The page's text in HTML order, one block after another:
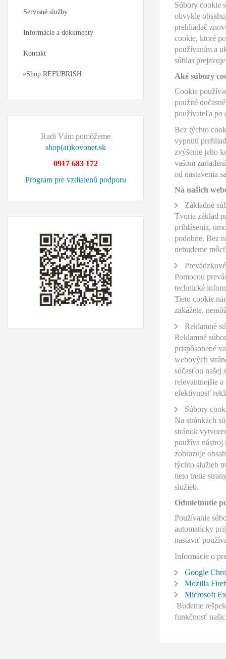
Súbory cookie
obvykle
prehliadač
cookie, ktoré
používaním a
súhlas
Aké súbory
Cookie
použité
používateľa po
Bez týchto
vypnutí
zvýšenie jeho
vašom
od nastavenia
Na našich
Základné
Tvoria základ
prihlásenia,
podobne. Bez
nebudeme
Pomocou
technické
Tieto cookie
zakážete,
Reklamné
Reklamné
prispôsobené
webových
súčasťou našej
relevantnejšie
efektívnosť
Súbory
Na stránkach
stránok
používa nástroj
zobrazuje
týchto služieb
tieto tretie
služieb.
Odmietnutie
Používanie
automaticky
nastaviť
Informácie o
Google
Mozilla
Microsoft
Budeme
funkčnosť
Servisné služby
Informácie a dokumenty
Kontakt
eShop REFUBRISH
Radi Vám pomôžeme
shop(at)kovonet.sk
0917 683 172
Program pre vzdialenú podporu